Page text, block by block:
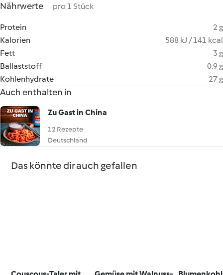
Nährwerte pro 1 Stück
Protein
2 g
Kalorien
588 kJ / 141 kcal
Fett
3 g
Ballaststoff
0.9 g
Kohlenhydrate
27 g
Auch enthalten in
Zu Gast in China
12 Rezepte
Deutschland
Das könnte dir auch gefallen